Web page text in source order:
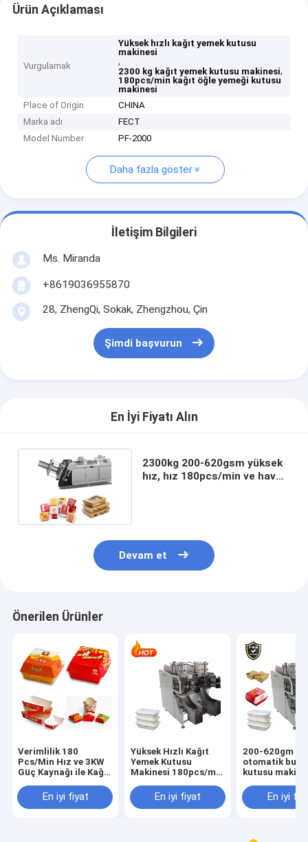
Ürün Açıklaması
Vurgulamak
Yüksek hızlı kağıt yemek kutusu
makinesi
,
2300 kg kağıt yemek kutusu makinesi,
180pcs/min kağıt öğle yemeği kutusu
makinesi
Place of Origin
CHINA
Marka adı
FECT
Model Number
PF-2000
Daha fazla göster
İletişim Bilgileri
Ms. Miranda
+8619036955870
28, ZhengQi, Sokak, Zhengzhou, Çin
Şimdi başvurun
En İyi Fiyatı Alın
2300kg 200-620gsm yüksek
hız, hız 180pcs/min ve hava
Devam et
Önerilen Ürünler
Verimlilik 180
Pcs/Min Hız ve 3KW
Güç Kaynağı ile Kağıt
Yapma Makinesi
En iyi fiyat
Yüksek Hızlı Kağıt
Yemek Kutusu
Makinesi 180pcs/min
KapasitesiEn iyi fiyat
200-620gm
otomatik
kutusu
gereksinimi
Ağırlık
En iyi